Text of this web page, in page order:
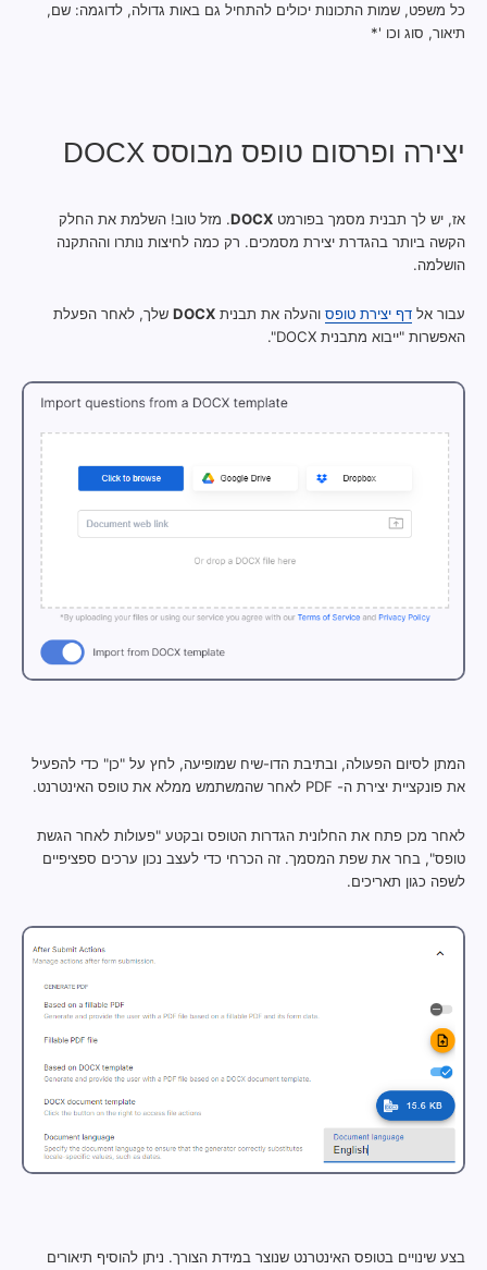
כל משפט, שמות התכונות יכולים להתחיל גם באות גדולה, לדוגמה: שם,
תיאור, סוג וכו '*
יצירה ופרסום טופס מבוסס DOCX
אז, יש לך תבנית מסמך בפורמט DOCX. מזל טוב! השלמת את החלק
הקשה ביותר בהגדרת יצירת מסמכים. רק כמה לחיצות נותרו וההתקנה
הושלמה.
עבור אל דף יצירת טופס והעלה את תבנית DOCX שלך, לאחר הפעלת
האפשרות "ייבוא מתבנית DOCX".
המתן לסיום הפעולה, ובתיבת הדו-שיח שמופיעה, לחץ על "כן" כדי להפעיל
את פונקציית יצירת ה- PDF לאחר שהמשתמש ממלא את טופס האינטרנט.
לאחר מכן פתח את החלונית הגדרות הטופס ובקטע "פעולות לאחר הגשת
טופס", בחר את שפת המסמך. זה הכרחי כדי לעצב נכון ערכים ספציפיים
לשפה כגון תאריכים.
בצע שינויים בטופס האינטרנט שנוצר במידת הצורך. ניתן להוסיף תיאורים